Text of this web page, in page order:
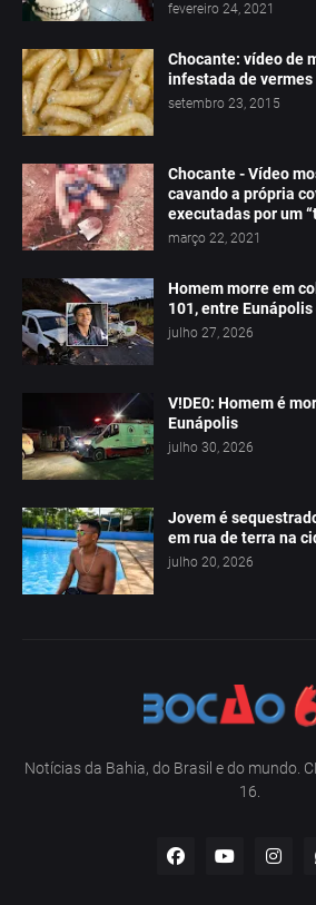
fevereiro 24, 2021
Chocante: vídeo de
infestada de vermes
setembro 23, 2015
Chocante - Vídeo
cavando a própria
executadas por um
março 22, 2021
Homem morre em
101, entre
julho 27, 2026
V!DE0: Homem é
Eunápolis
julho 30, 2026
Jovem é
em rua de terra na
julho 20, 2026
Notícias da Bahia, do Brasil e do mundo.
16.